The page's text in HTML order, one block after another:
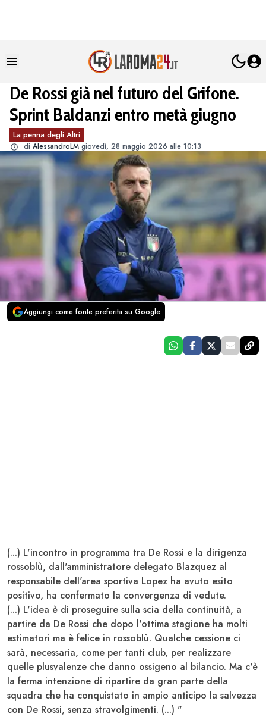
De Rossi già nel futuro del Grifone.
Sprint Baldanzi entro metà giugno
La penna degli Altri
di AlessandroLM giovedì, 28 maggio 2026 alle 10:13
Aggiungi come fonte preferita su Google
(...) L'incontro in programma tra De Rossi e la dirigenza
rossoblù, dall'amministratore delegato Blazquez al
responsabile dell'area sportiva Lopez ha avuto esito
positivo, ha confermato la convergenza di vedute.
(...) L'idea è di proseguire sulla scia della continuità, a
partire da De Rossi che dopo l'ottima stagione ha molti
estimatori ma è felice in rossoblù. Qualche cessione ci
sarà, necessaria, come per tanti club, per realizzare
quelle plusvalenze che danno ossigeno al bilancio. Ma c'è
la ferma intenzione di ripartire da gran parte della
squadra che ha conquistato in ampio anticipo la salvezza
con De Rossi, senza stravolgimenti. (...) "